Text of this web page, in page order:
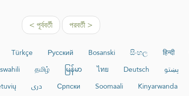
< পূর্ববর্তী পরবর্তী >
Türkçe Русский Bosanski සිංහල हिन्दी
தமிழ் မြန်မာ ไทย Deutsch پښتو
دری Српски Soomaali Kinyarwanda